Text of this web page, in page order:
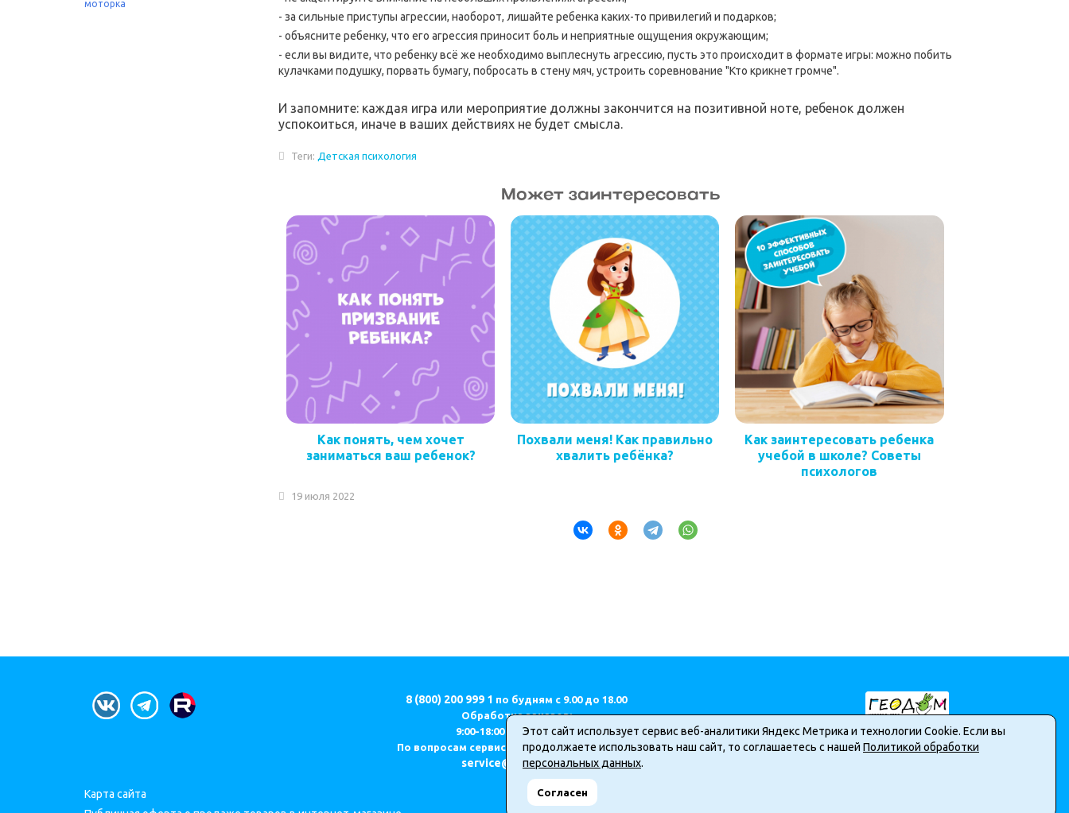
моторка
- за сильные приступы агрессии, наоборот, лишайте ребенка каких-то привилегий и подарков;
- объясните ребенку, что его агрессия приносит боль и неприятные ощущения окружающим;
- если вы видите, что ребенку всё же необходимо выплеснуть агрессию, пусть это происходит в формате игры: можно побить
кулачками подушку, порвать бумагу, побросать в стену мяч, устроить соревнование "Кто крикнет громче".
И запомните: каждая игра или мероприятие должны закончится на позитивной ноте, ребенок должен
успокоиться, иначе в ваших действиях не будет смысла.
Теги: Детская психология
Может заинтересовать
Как понять, чем хочет
заниматься ваш ребенок?
Похвали меня! Как правильно
хвалить ребёнка?
Как заинтересовать ребенка
учебой в школе? Советы
психологов
19 июля 2022
8 (800) 200 999 1 по будням с 9.00 до 18.00
Обработка заказов:
9:00-18:00 (МСК) ПН-ПТ.
По вопросам сервиса и качества продукции
service@geodom.ru
Карта сайта
Этот сайт использует сервис веб-аналитики Яндекс Метрика и технологии Cookie. Если вы
продолжаете использовать наш сайт, то соглашаетесь с нашей Политикой обработки
персональных данных.
Согласен